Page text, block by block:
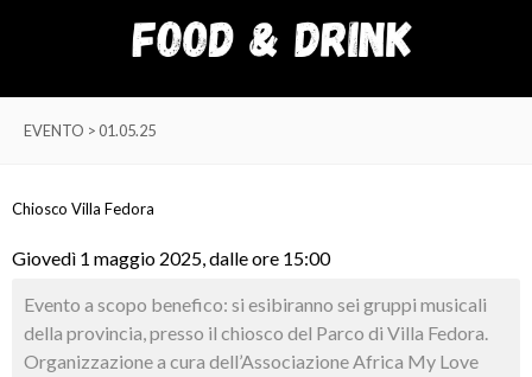
EVENTO > 01.05.25
Chiosco Villa Fedora
Giovedì 1 maggio 2025, dalle ore 15:00
Evento a scopo benefico: si esibiranno sei gruppi musicali
della provincia, presso il chiosco del Parco di Villa Fedora.
Organizzazione a cura dell’Associazione Africa My Love